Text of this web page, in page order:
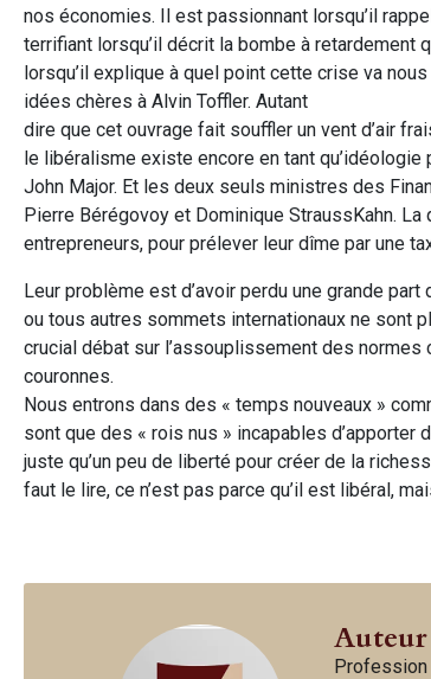
nos économies. Il est passionnant lorsqu’il
terrifiant lorsqu’il décrit la bombe à
lorsqu’il explique à quel point cette crise va
idées chères à Alvin Toffler. Autant
dire que cet ouvrage fait souffler un vent d’air
le libéralisme existe encore en tant
John Major. Et les deux seuls ministres des
Pierre Bérégovoy et Dominique StraussKahn.
entrepreneurs, pour prélever leur dîme par une
Leur problème est d’avoir perdu une grande
ou tous autres sommets internationaux ne sont
crucial débat sur l’assouplissement des
couronnes.
Nous entrons dans des « temps nouveaux »
sont que des « rois nus » incapables
juste qu’un peu de liberté pour créer de la
faut le lire, ce n’est pas parce qu’il est libéral,
Auteur
Profession